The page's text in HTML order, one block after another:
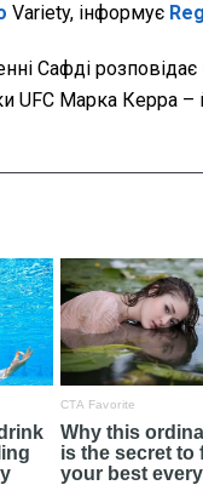
Variety, інформує
Сафді розповідає
UFC Марка Керра